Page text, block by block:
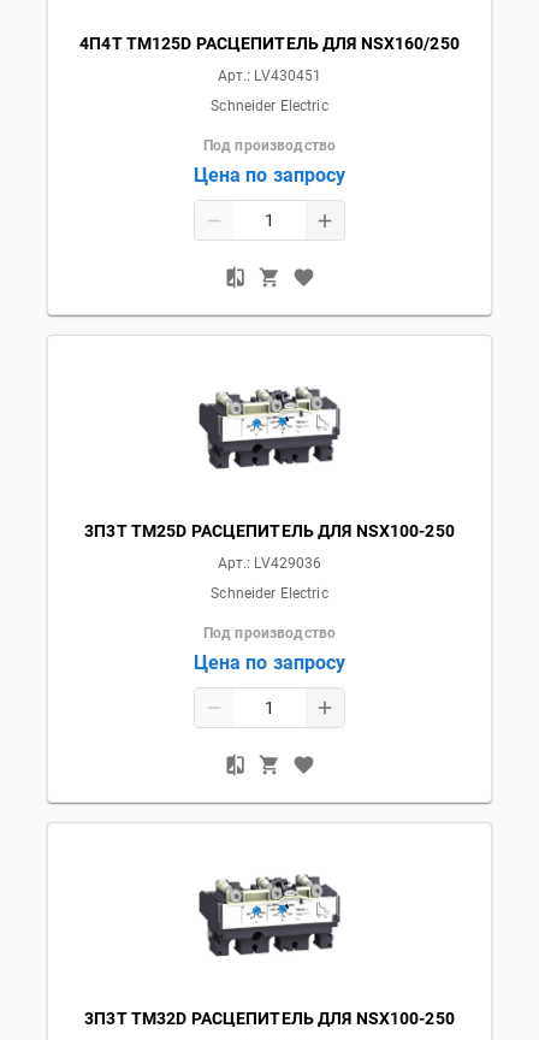
4П4T TM125D РАСЦЕПИТЕЛЬ ДЛЯ NSX160/250
Арт.: LV430451
Schneider Electric
Под производство
Цена по запросу
3П3T TM25D РАСЦЕПИТЕЛЬ ДЛЯ NSX100-250
Арт.: LV429036
Schneider Electric
Под производство
Цена по запросу
3П3T TM32D РАСЦЕПИТЕЛЬ ДЛЯ NSX100-250